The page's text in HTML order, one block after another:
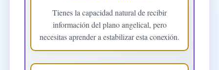
Tienes la capacidad natural de recibir
información del plano angelical, pero
necesitas aprender a estabilizar esta conexión.